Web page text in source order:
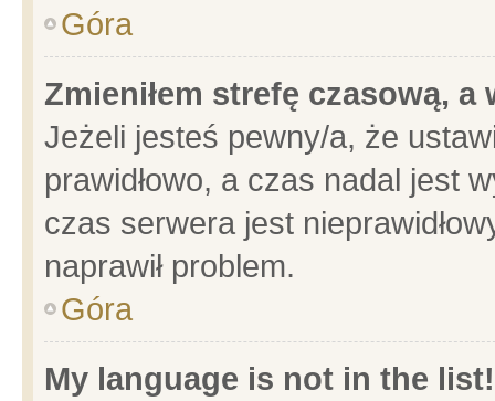
Góra
Zmieniłem strefę czasową,
Jeżeli jesteś pewny/a, że
prawidłowo, a czas nadal jest
czas serwera jest
naprawił problem.
Góra
My language is not in the list!